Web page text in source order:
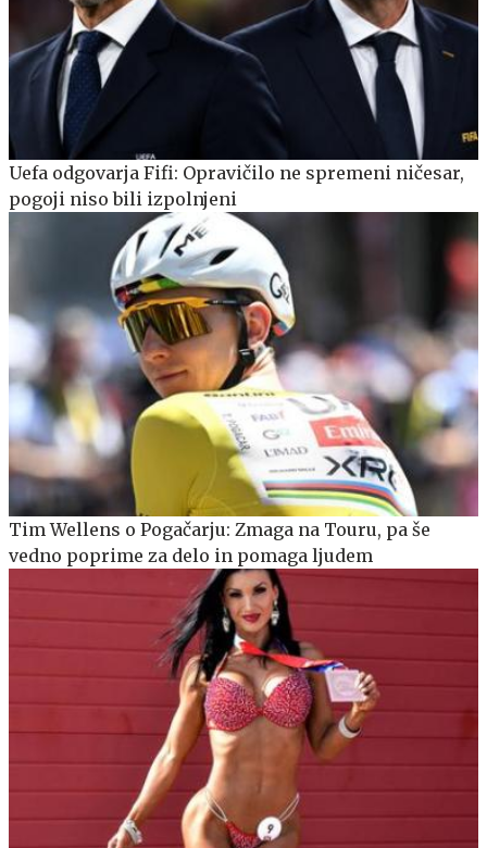
Uefa odgovarja Fifi: Opravičilo ne spremeni ničesar,
pogoji niso bili izpolnjeni
Tim Wellens o Pogačarju: Zmaga na Touru, pa še
vedno poprime za delo in pomaga ljudem